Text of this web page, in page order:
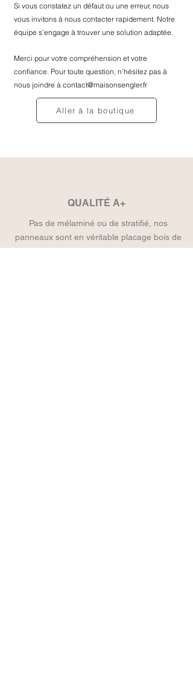
Si vous constatez un défaut ou une erreur, nous
vous invitons à nous contacter rapidement. Notre
équipe s’engage à trouver une solution adaptée.
Merci pour votre compréhension et votre
confiance. Pour toute question, n’hésitez pas à
nous joindre à contact@maisonsengler.fr
Aller à la boutique
QUALITÉ A+
Pas de mélaminé ou de stratifié, nos
panneaux sont en véritable placage bois de
qualité ébenisterie.